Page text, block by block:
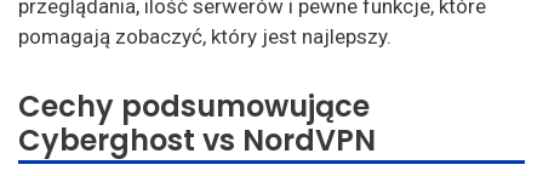
przeglądania, ilość serwerów i pewne funkcje, które
pomagają zobaczyć, który jest najlepszy.
Cechy podsumowujące
Cyberghost vs NordVPN